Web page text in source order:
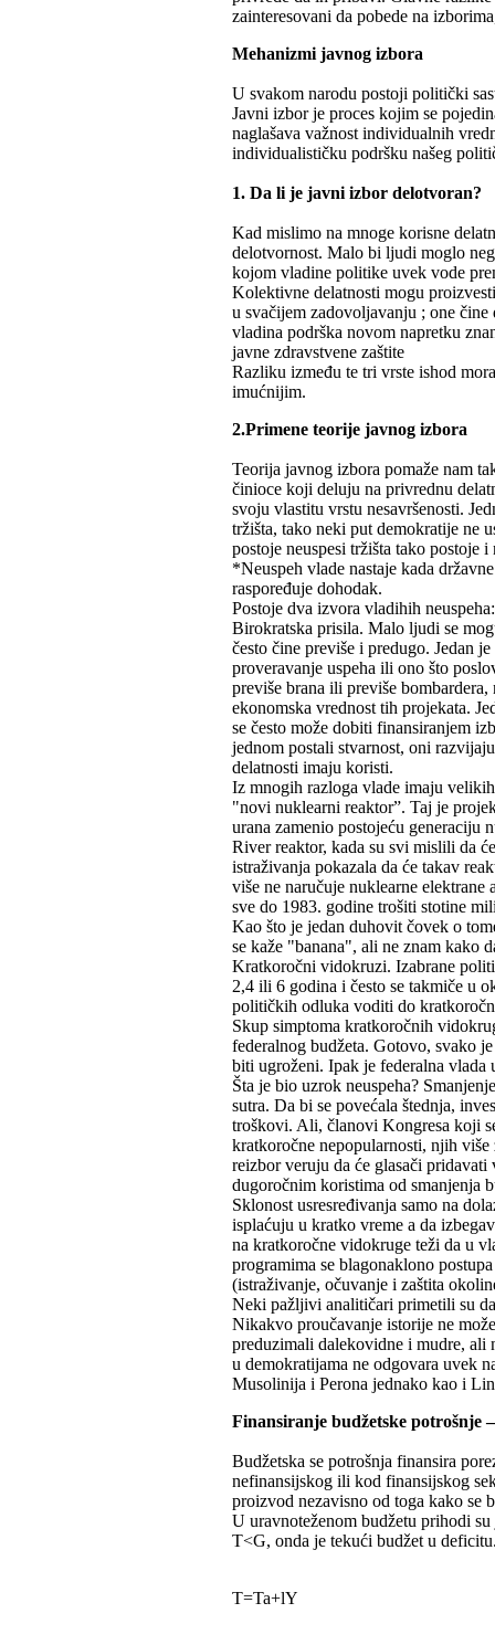
zainteresovani da pobede na
Mehanizmi javnog izbora
U svakom narodu postoji politički
Javni izbor je proces kojim se
naglašava važnost individualnih
individualističku podršku našeg
1. Da li je javni izbor delotvoran?
Kad mislimo na mnoge korisne
delotvornost. Malo bi ljudi moglo
kojom vladine politike uvek vode
Kolektivne delatnosti mogu
u svačijem zadovoljavanju ; one
vladina podrška novom napretku
javne zdravstvene zaštite
Razliku između te tri vrste ishod
imućnijim.
2.Primene teorije javnog izbora
Teorija javnog izbora pomaže nam
činioce koji deluju na privrednu
svoju vlastitu vrstu nesavršenosti.
tržišta, tako neki put demokratije ne
postoje neuspesi tržišta tako postoje i
*Neuspeh vlade nastaje kada
raspoređuje dohodak.
Postoje dva izvora vladihih
Birokratska prisila. Malo ljudi se
često čine previše i predugo. Jedan
proveravanje uspeha ili ono što
previše brana ili previše
ekonomska vrednost tih projekata.
se često može dobiti finansiranjem
jednom postali stvarnost, oni
delatnosti imaju koristi.
Iz mnogih razloga vlade imaju
"novi nuklearni reaktor”. Taj je
urana zamenio postojeću generaciju
River reaktor, kada su svi mislili da
istraživanja pokazala da će takav
više ne naručuje nuklearne
sve do 1983. godine trošiti stotine
Kao što je jedan duhovit čovek o
se kaže "banana", ali ne znam kako
Kratkoročni vidokruzi. Izabrane
2,4 ili 6 godina i često se takmiče u
političkih odluka voditi do
Skup simptoma kratkoročnih
federalnog budžeta. Gotovo, svako
biti ugroženi. Ipak je federalna vlada
Šta je bio uzrok neuspeha?
sutra. Da bi se povećala štednja,
troškovi. Ali, članovi Kongresa koji
kratkoročne nepopularnosti, njih
reizbor veruju da će glasači
dugoročnim koristima od smanjenja
Sklonost usresređivanja samo na
isplaćuju u kratko vreme a da
na kratkoročne vidokruge teži da u
programima se blagonaklono
(istraživanje, očuvanje i zaštita
Neki pažljivi analitičari primetili su
Nikakvo proučavanje istorije ne
preduzimali dalekovidne i mudre, ali
u demokratijama ne odgovara uvek
Musolinija i Perona jednako kao i
Finansiranje budžetske potrošnje
Budžetska se potrošnja finansira
nefinansijskog ili kod finansijskog
proizvod nezavisno od toga kako se
U uravnoteženom budžetu prihodi
T<G, onda je tekući budžet u
T=Ta+lY